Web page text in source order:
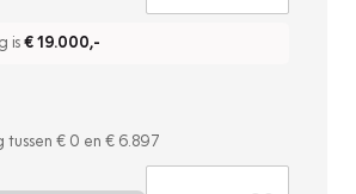
is€ 19.000,-
tussen € 0 en € 6.897